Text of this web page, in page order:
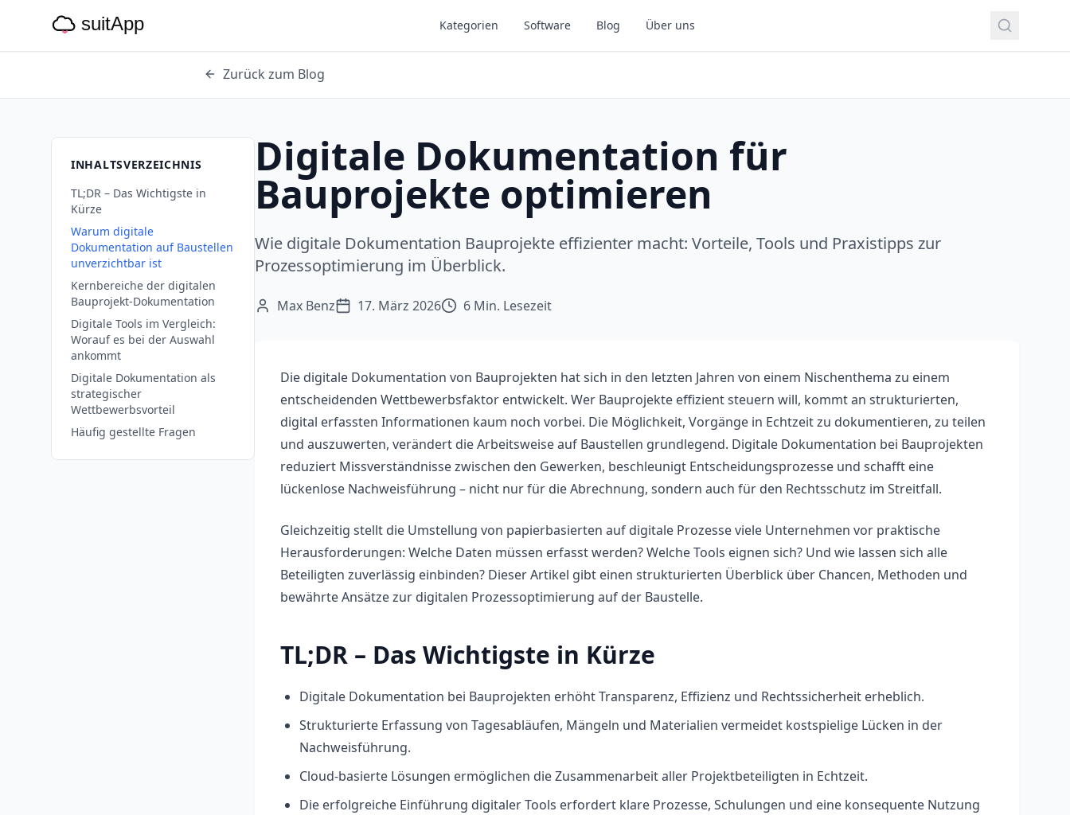
Kategorien Software Blog Über uns
Zurück zum Blog
INHALTSVERZEICHNIS
TL;DR – Das Wichtigste in
Kürze
Warum digitale
Dokumentation auf Baustellen
unverzichtbar ist
Kernbereiche der digitalen
Bauprojekt-Dokumentation
Digitale Tools im Vergleich:
Worauf es bei der Auswahl
ankommt
Digitale Dokumentation als
strategischer
Wettbewerbsvorteil
Häufig gestellte Fragen
Digitale Dokumentation für
Bauprojekte optimieren
Wie digitale Dokumentation Bauprojekte effizienter macht: Vorteile, Tools und Praxistipps zur
Prozessoptimierung im Überblick.
Max Benz 17. März 2026 6 Min. Lesezeit
Die digitale Dokumentation von Bauprojekten hat sich in den letzten Jahren von einem Nischenthema zu einem
entscheidenden Wettbewerbsfaktor entwickelt. Wer Bauprojekte effizient steuern will, kommt an strukturierten,
digital erfassten Informationen kaum noch vorbei. Die Möglichkeit, Vorgänge in Echtzeit zu dokumentieren, zu teilen
und auszuwerten, verändert die Arbeitsweise auf Baustellen grundlegend. Digitale Dokumentation bei Bauprojekten
reduziert Missverständnisse zwischen den Gewerken, beschleunigt Entscheidungsprozesse und schafft eine
lückenlose Nachweisführung – nicht nur für die Abrechnung, sondern auch für den Rechtsschutz im Streitfall.
Gleichzeitig stellt die Umstellung von papierbasierten auf digitale Prozesse viele Unternehmen vor praktische
Herausforderungen: Welche Daten müssen erfasst werden? Welche Tools eignen sich? Und wie lassen sich alle
Beteiligten zuverlässig einbinden? Dieser Artikel gibt einen strukturierten Überblick über Chancen, Methoden und
bewährte Ansätze zur digitalen Prozessoptimierung auf der Baustelle.
TL;DR – Das Wichtigste in Kürze
Digitale Dokumentation bei Bauprojekten erhöht Transparenz, Effizienz und Rechtssicherheit erheblich.
Strukturierte Erfassung von Tagesabläufen, Mängeln und Materialien vermeidet kostspielige Lücken in der
Nachweisführung.
Cloud-basierte Lösungen ermöglichen die Zusammenarbeit aller Projektbeteiligten in Echtzeit.
Die erfolgreiche Einführung digitaler Tools erfordert klare Prozesse, Schulungen und eine konsequente Nutzung